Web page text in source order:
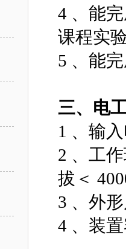
4 、能
课程实
5 、能
三、 电
1 、输
2 、工
拔＜
3 、外
4 、装